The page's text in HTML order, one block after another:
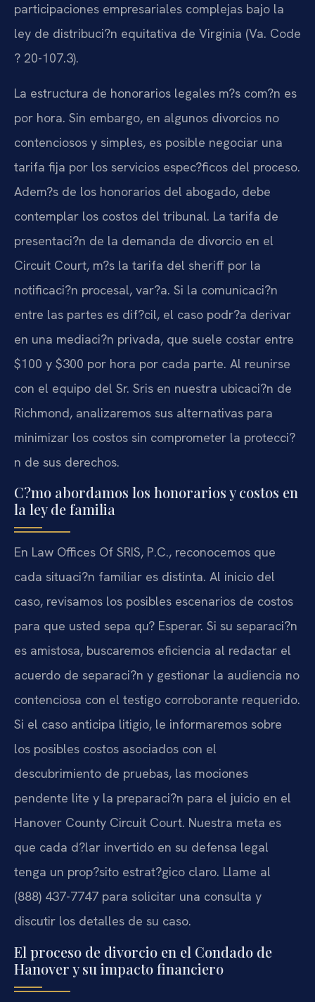
participaciones empresariales complejas bajo la
ley de distribuci?n equitativa de Virginia (Va. Code
? 20-107.3).
La estructura de honorarios legales m?s com?n es
por hora. Sin embargo, en algunos divorcios no
contenciosos y simples, es posible negociar una
tarifa fija por los servicios espec?ficos del proceso.
Adem?s de los honorarios del abogado, debe
contemplar los costos del tribunal. La tarifa de
presentaci?n de la demanda de divorcio en el
Circuit Court, m?s la tarifa del sheriff por la
notificaci?n procesal, var?a. Si la comunicaci?n
entre las partes es dif?cil, el caso podr?a derivar
en una mediaci?n privada, que suele costar entre
$100 y $300 por hora por cada parte. Al reunirse
con el equipo del Sr. Sris en nuestra ubicaci?n de
Richmond, analizaremos sus alternativas para
minimizar los costos sin comprometer la protecci?
n de sus derechos.
C?mo abordamos los honorarios y costos en
la ley de familia
En Law Offices Of SRIS, P.C., reconocemos que
cada situaci?n familiar es distinta. Al inicio del
caso, revisamos los posibles escenarios de costos
para que usted sepa qu? Esperar. Si su separaci?n
es amistosa, buscaremos eficiencia al redactar el
acuerdo de separaci?n y gestionar la audiencia no
contenciosa con el testigo corroborante requerido.
Si el caso anticipa litigio, le informaremos sobre
los posibles costos asociados con el
descubrimiento de pruebas, las mociones
pendente lite y la preparaci?n para el juicio en el
Hanover County Circuit Court. Nuestra meta es
que cada d?lar invertido en su defensa legal
tenga un prop?sito estrat?gico claro. Llame al
(888) 437-7747 para solicitar una consulta y
discutir los detalles de su caso.
El proceso de divorcio en el Condado de
Hanover y su impacto financiero